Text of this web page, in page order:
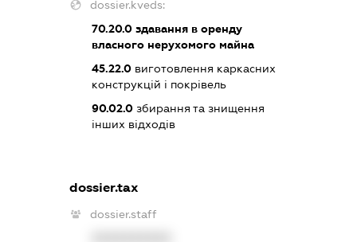
dossier.kveds:
70.20.0здавання в оренду
власного нерухомого майна
45.22.0виготовлення каркасних
конструкцій і покрівель
90.02.0збирання та знищення
інших відходів
dossier.tax
dossier.staff